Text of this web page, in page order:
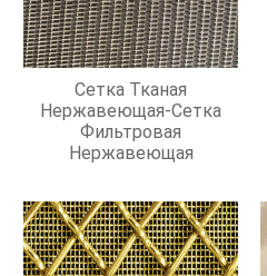
Сетка Тканая
Нержавеющая-Сетка
Фильтровая
Нержавеющая